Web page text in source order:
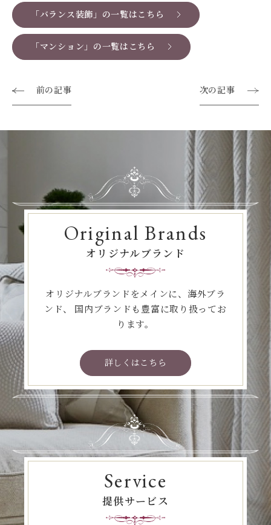
「バランス装飾」の一覧はこちら
「マンション」の一覧はこちら
前の記事 次の記事
Original Brands
オリジナルブランド
オリジナルブランドをメインに、海外ブラ
ンド、
国内ブランドも豊富に取り扱ってお
ります。
詳しくはこちら
Service
提供サービス